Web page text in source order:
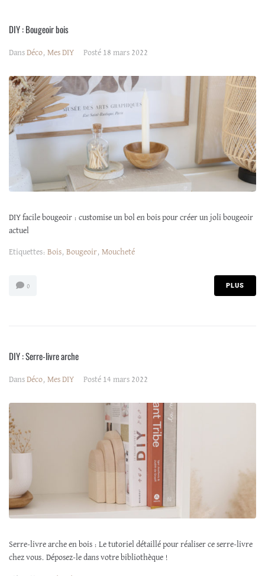
DIY : Bougeoir bois
Dans Déco, Mes DIY Posté 18 mars 2022
DIY facile bougeoir : customise un bol en bois pour créer un joli bougeoir
actuel
Etiquettes: Bois, Bougeoir, Moucheté
0 PLUS
DIY : Serre-livre arche
Dans Déco, Mes DIY Posté 14 mars 2022
Serre-livre arche en bois : Le tutoriel détaillé pour réaliser ce serre-livre
chez vous. Déposez-le dans votre bibliothèque !